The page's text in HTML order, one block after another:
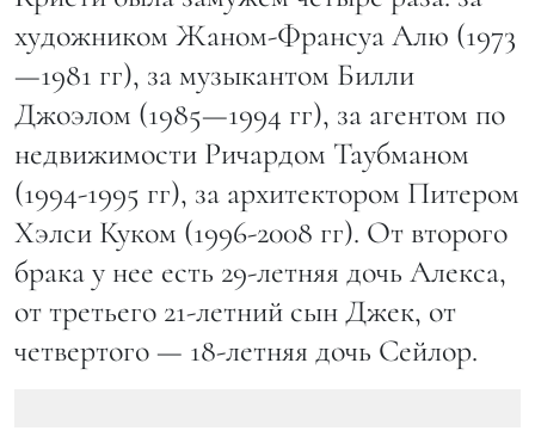
художником Жаном-Франсуа Алю (1973
—1981 гг), за музыкантом Билли
Джоэлом (1985—1994 гг), за агентом по
недвижимости Ричардом Таубманом
(1994-1995 гг), за архитектором Питером
Хэлси Куком (1996-2008 гг). От второго
брака у нее есть 29-летняя дочь Алекса,
от третьего 21-летний сын Джек, от
четвертого — 18-летняя дочь Сейлор.